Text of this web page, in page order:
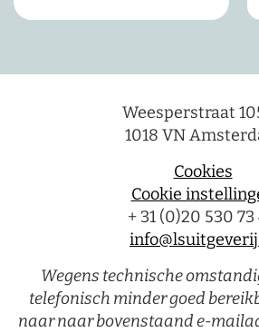
Weesperstraat
1018 VN
Cookies
Cookie
+ 31 (0)20 530
Wegens technische
telefonisch minder goed
naar naar bovenstaand e-